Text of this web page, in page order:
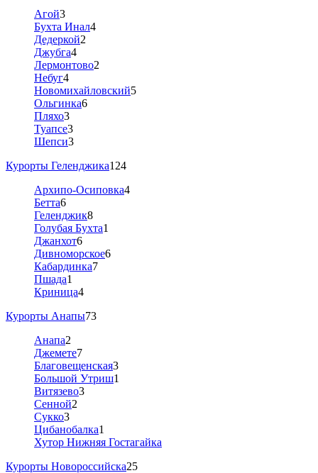
Агой3
Бухта Инал4
Дедеркой2
Джубга4
Лермонтово2
Небуг4
Новомихайловский5
Ольгинка6
Пляхо3
Туапсе3
Шепси3
Курорты Геленджика124
Архипо-Осиповка4
Бетта6
Геленджик8
Голубая Бухта1
Джанхот6
Дивноморское6
Кабардинка7
Пшада1
Криница4
Курорты Анапы73
Анапа2
Джемете7
Благовещенская3
Большой Утриш1
Витязево3
Сенной2
Сукко3
Цибанобалка1
Хутор Нижняя Гостагайка
Курорты Новороссийска25